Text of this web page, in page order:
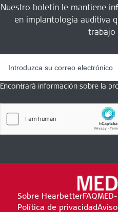
Nuestro boletín le mantiene
en implantología auditiva
trabajo
Encontrará información sobre la
Sobre HearbetterFAQ
Política de privacidad